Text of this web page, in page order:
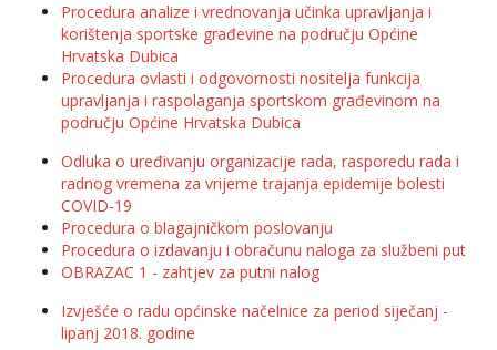
Procedura analize i vrednovanja učinka upravljanja i
korištenja sportske građevine na području Općine
Hrvatska Dubica
Procedura ovlasti i odgovornosti nositelja funkcija
upravljanja i raspolaganja sportskom građevinom na
području Općine Hrvatska Dubica
Odluka o uređivanju organizacije rada, rasporedu rada i
radnog vremena za vrijeme trajanja epidemije bolesti
COVID-19
Procedura o blagajničkom poslovanju
Procedura o izdavanju i obračunu naloga za službeni put
OBRAZAC 1 - zahtjev za putni nalog
Izvješće o radu općinske načelnice za period siječanj -
lipanj 2018. godine